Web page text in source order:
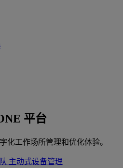
平台
化工作场所管理和优化体验。
主动式设备管理